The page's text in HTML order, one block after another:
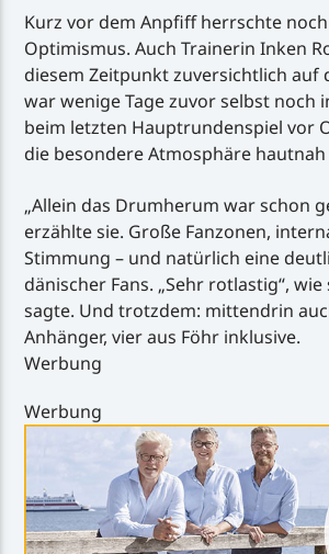
Kurz vor dem Anpfiff herrschte
Optimismus. Auch Trainerin Inken
diesem Zeitpunkt zuversichtlich auf
war wenige Tage zuvor selbst noch
beim letzten Hauptrundenspiel vor
die besondere Atmosphäre
„Allein das Drumherum war schon
erzählte sie. Große Fanzonen,
Stimmung – und natürlich eine
dänischer Fans. „Sehr rotlastig“,
sagte. Und trotzdem: mittendrin
Anhänger, vier aus Föhr inklusive.
Werbung
Werbung